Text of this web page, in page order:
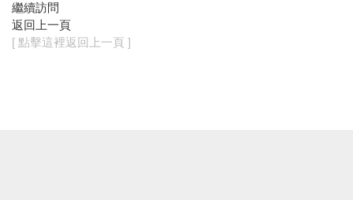
繼續訪問
返回上一頁
[ 點擊這裡返回上一頁 ]